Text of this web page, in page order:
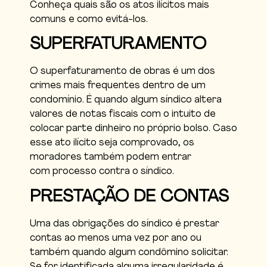
Conheça quais são os atos ilícitos mais
comuns e como evitá-los.
SUPERFATURAMENTO
O superfaturamento de obras é um dos
crimes mais frequentes dentro de um
condomínio. É quando algum síndico altera
valores de notas fiscais com o intuito de
colocar parte dinheiro no próprio bolso. Caso
esse ato ilícito seja comprovado, os
moradores também podem entrar
com processo contra o síndico.
PRESTAÇÃO DE CONTAS
Uma das obrigações do síndico é prestar
contas ao menos uma vez por ano ou
também quando algum condômino solicitar.